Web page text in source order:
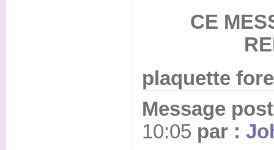
CE
plaquette
Message
10:05 par :